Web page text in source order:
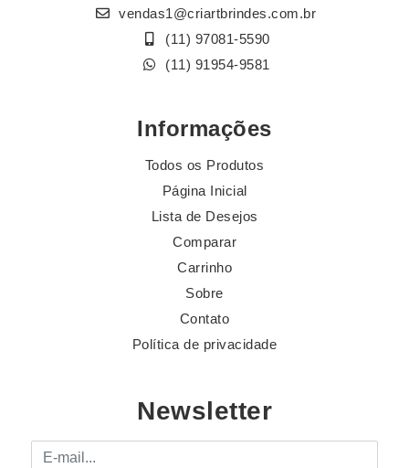
vendas1@criartbrindes.com.br
(11) 97081-5590
(11) 91954-9581
Informações
Todos os Produtos
Página Inicial
Lista de Desejos
Comparar
Carrinho
Sobre
Contato
Política de privacidade
Newsletter
E-mail